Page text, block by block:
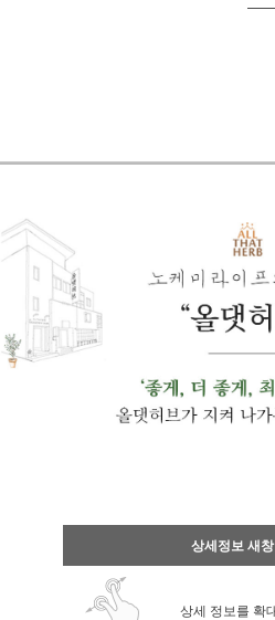
상세정보 새
상세 정보를 확